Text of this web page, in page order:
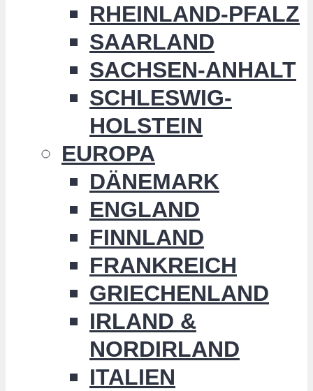
RHEINLAND-PFALZ
SAARLAND
SACHSEN-ANHALT
SCHLESWIG-
HOLSTEIN
EUROPA
DÄNEMARK
ENGLAND
FINNLAND
FRANKREICH
GRIECHENLAND
IRLAND &
NORDIRLAND
ITALIEN